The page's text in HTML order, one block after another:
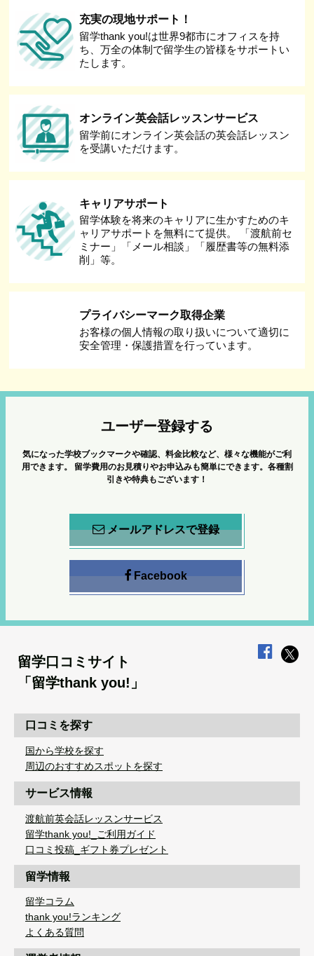
充実の現地サポート！
留学thank you!は世界9都市にオフィスを持
ち、万全の体制で留学生の皆様をサポートい
たします。
オンライン英会話レッスンサービス
留学前にオンライン英会話の英会話レッスン
を受講いただけます。
キャリアサポート
留学体験を将来のキャリアに生かすためのキ
ャリアサポートを無料にて提供。 「渡航前セ
ミナー」「メール相談」「履歴書等の無料添
削」等。
プライバシーマーク取得企業
お客様の個人情報の取り扱いについて適切に
安全管理・保護措置を行っています。
ユーザー登録する
気になった学校ブックマークや確認、料金比較など、様々な機能がご利
用できます。
留学費用のお見積りやお申込みも簡単にできます。各種割
引きや特典もございます！
メールアドレスで登録
Facebook
留学口コミサイト
「留学thank you!」
口コミを探す
国から学校を探す
周辺のおすすめスポットを探す
サービス情報
渡航前英会話レッスンサービス
留学thank you!_ご利用ガイド
口コミ投稿_ギフト券プレゼント
留学情報
留学コラム
thank you!ランキング
よくある質問